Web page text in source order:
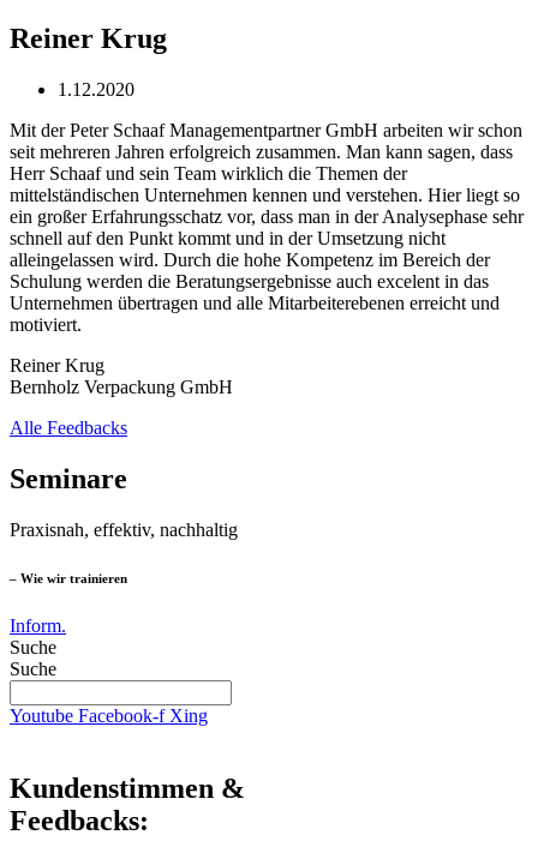
Reiner Krug
1.12.2020
Mit der Peter Schaaf Managementpartner GmbH arbeiten wir schon
seit mehreren Jahren erfolgreich zusammen. Man kann sagen, dass
Herr Schaaf und sein Team wirklich die Themen der
mittelständischen Unternehmen kennen und verstehen. Hier liegt so
ein großer Erfahrungsschatz vor, dass man in der Analysephase sehr
schnell auf den Punkt kommt und in der Umsetzung nicht
alleingelassen wird. Durch die hohe Kompetenz im Bereich der
Schulung werden die Beratungsergebnisse auch excelent in das
Unternehmen übertragen und alle Mitarbeiterebenen erreicht und
motiviert.
Reiner Krug
Bernholz Verpackung GmbH
Alle Feedbacks
Seminare
Praxisnah, effektiv, nachhaltig
– Wie wir trainieren
Inform.
Suche
Suche
Youtube Facebook-f Xing
Kundenstimmen &
Feedbacks: